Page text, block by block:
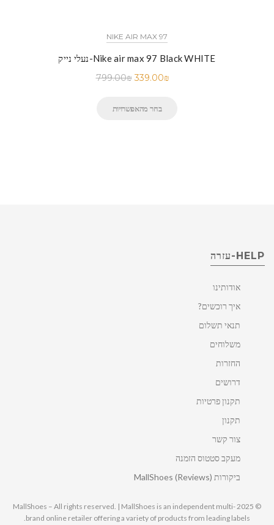
NIKE AIR MAX 97
נעלי נייק-Nike air max 97 Black WHITE
799.00₪ 339.00₪
בחר מהאפשרויות
HELP-עזרה
אודותינו
איך רוכשים?
תנאי תשלום
משלוחים
החזרות
דרושים
תקנון פרטיות
תקנון
צור קשר
מעקב סטטוס הזמנה
ביקורות MallShoes (Reviews)
© 2025 MallShoes – All rights reserved. | MallShoes is an independent multi-
brand online retailer offering a variety of products from leading labels.